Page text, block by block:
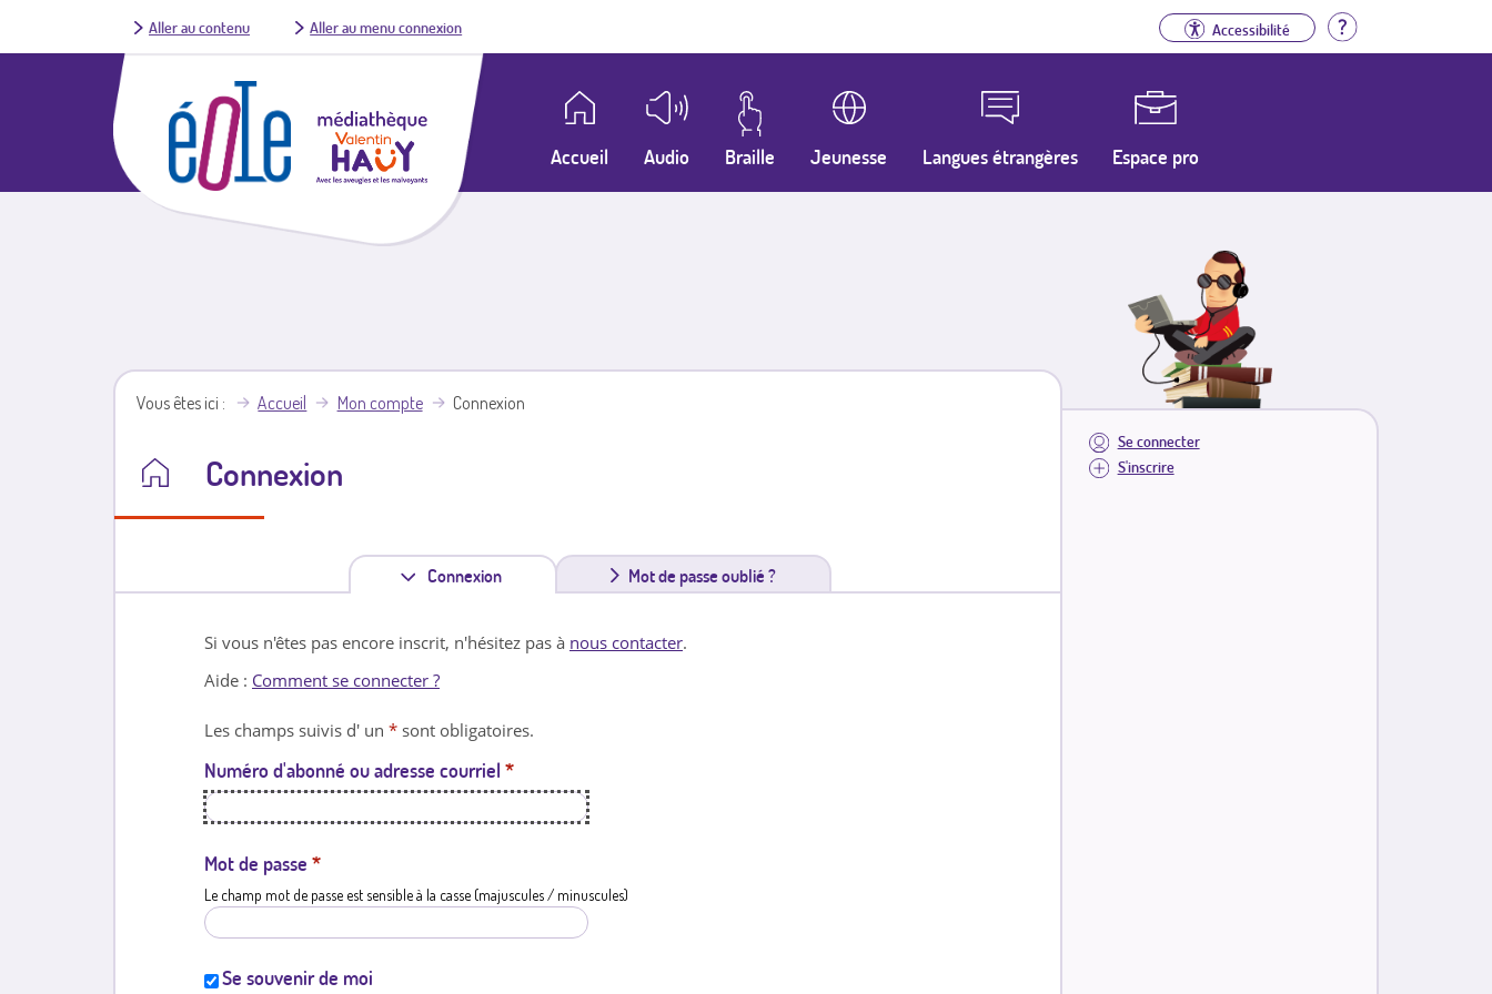
Aller au contenu Aller au menu connexion Accessibilité Aide
Accueil Audio Braille Jeunesse Langues étrangères Espace pro
Se connecter
S'inscrire
Vous êtes ici Accueil Mon compte Connexion
Connexion
Connexion
n
l
e
Mot de passe oublié ?
Si vous n'êtes pas encore inscrit, n'hésitez pas à nous contacter.
Aide : Comment se connecter ?
Les champs suivis d' un * sont obligatoires.
Numéro d'abonné ou adresse courriel *
Mot de passe *
Le champ mot de passe est sensible à la casse (majuscules / minuscules)
Se souvenir de moi